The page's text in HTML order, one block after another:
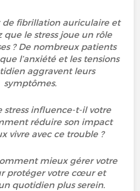
de fibrillation auriculaire et
que le stress joue un rôle
? De nombreux patients
l’anxiété et les tensions
aggravent leurs
symptômes.
stress influence-t-il votre
réduire son impact
vivre avec ce trouble ?
mieux gérer votre
protéger votre cœur et
quotidien plus serein.